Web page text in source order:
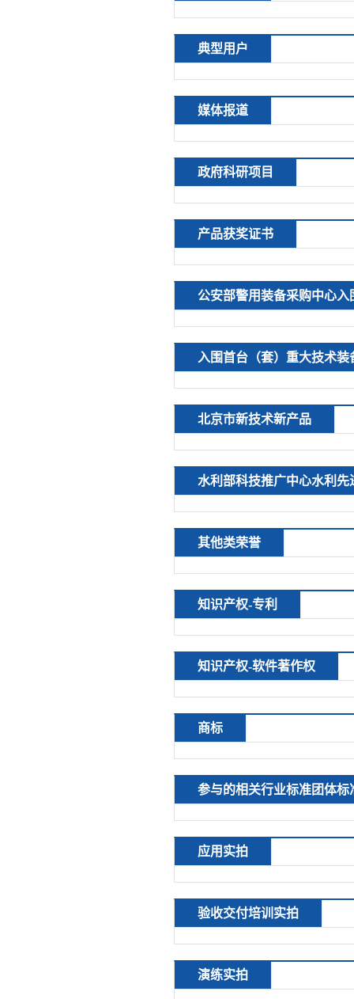
典型用户
媒体报道
政府科研项目
产品获奖证书
公安部警用装备采购中心入
入围首台（套）重大技术装
北京市新技术新产品
水利部科技推广中心水利
其他类荣誉
知识产权-专利
知识产权-软件著作权
商标
参与的相关行业标准团体标
应用实拍
验收交付培训实拍
演练实拍